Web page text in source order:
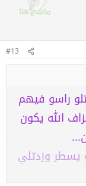
#13
راسو فيهم
الله يكون
يسطر وزدتلي